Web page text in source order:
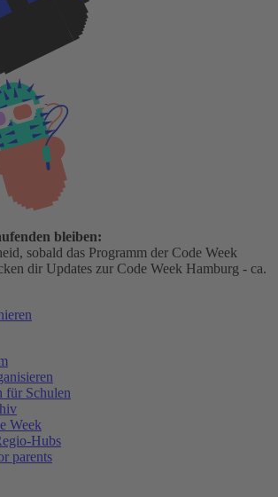
bleiben:
sobald das Programm der Code Week
dir Updates zur Code Week Hamburg - ca.
für Schulen
Week
Hubs
parents